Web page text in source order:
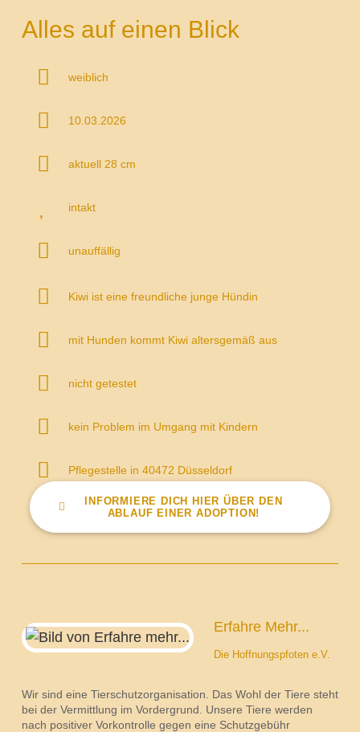
Alles auf einen Blick
weiblich
10.03.2026
aktuell 28 cm
intakt
unauffällig
Kiwi ist eine freundliche junge Hündin
mit Hunden kommt Kiwi altersgemäß aus
nicht getestet
kein Problem im Umgang mit Kindern
Pflegestelle in 40472 Düsseldorf
INFORMIERE DICH HIER ÜBER DEN
ABLAUF EINER ADOPTION!
Erfahre Mehr...
Die Hoffnungspfoten e.V.
Wir sind eine Tierschutzorganisation. Das Wohl der Tiere steht
bei der Vermittlung im Vordergrund. Unsere Tiere werden
nach positiver Vorkontrolle gegen eine Schutzgebühr